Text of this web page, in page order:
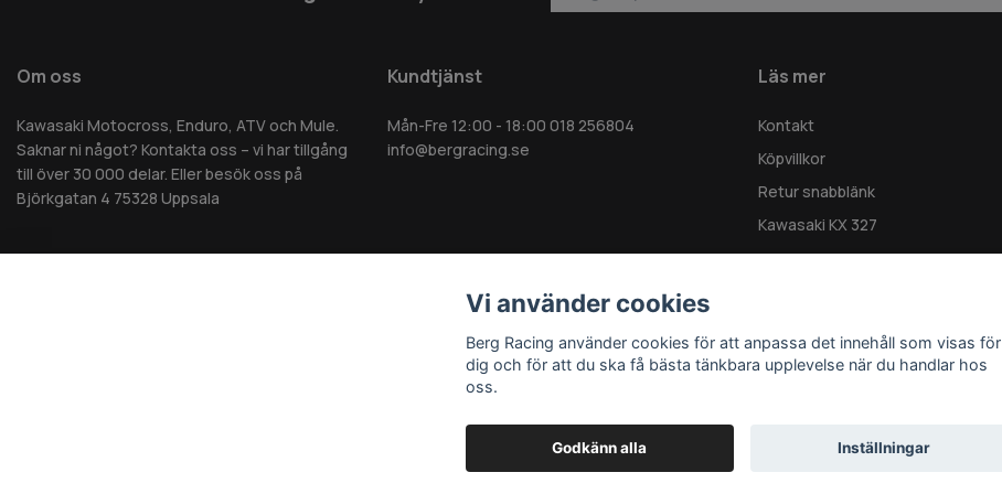
Om oss
Kawasaki Motocross, Enduro, ATV och Mule.
Saknar ni något? Kontakta oss – vi har tillgång
till över 30 000 delar. Eller besök oss på
Björkgatan 4 75328 Uppsala
Kundtjänst
Mån-Fre 12:00 - 18:00 018 256804
info@bergracing.se
Läs mer
Kontakt
Köpvillkor
Retur snabblänk
Kawasaki KX 327
Vi använder cookies
Berg Racing använder cookies för att anpassa det innehåll som visas för
dig och för att du ska få bästa tänkbara upplevelse när du handlar hos
oss.
Godkänn alla Inställningar